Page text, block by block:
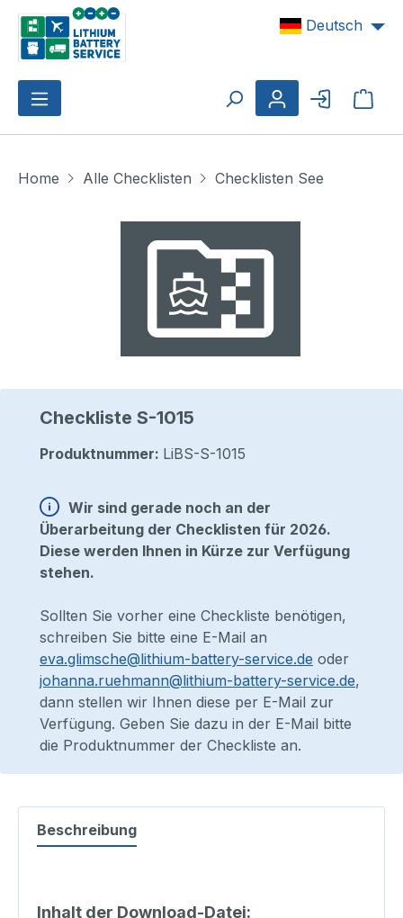
Zum Hauptinhalt springen Deutsch
Home Alle Checklisten
Checklisten See
Checkliste S-1015
Produktnummer: LiBS-S-1015
Wir sind gerade noch an der
Überarbeitung der Checklisten für 2026.
Diese werden Ihnen in Kürze zur Verfügung
stehen.
Sollten Sie vorher eine Checkliste benötigen,
schreiben Sie bitte eine E-Mail an
eva.glimsche@lithium-battery-service.de oder
johanna.ruehmann@lithium-battery-service.de,
dann stellen wir Ihnen diese per E-Mail zur
Verfügung. Geben Sie dazu in der E-Mail bitte
die Produktnummer der Checkliste an.
Beschreibung
Inhalt der Download-Datei: